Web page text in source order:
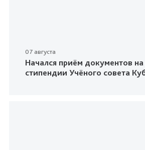
07 августа
Начался приём документов
стипендии Учёного совета